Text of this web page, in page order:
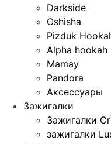
Darkside
Oshisha
Pizduk
Alpha hookah
Mamay
Pandora
Аксессуары
Зажигалки
Зажигалки
зажигалки